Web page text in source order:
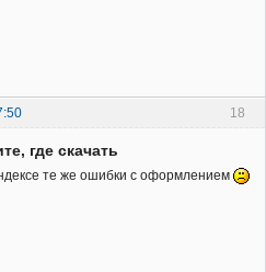
18
где скачать
те же ошибки с оформлением